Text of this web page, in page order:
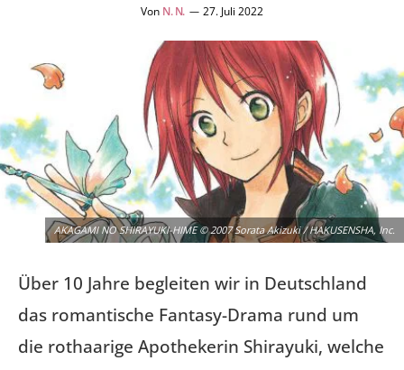
Von N. N. 27. Juli 2022
AKAGAMI NO SHIRAYUKI-HIME © 2007 Sorata Akizuki / HAKUSENSHA, Inc.
Über 10 Jahre begleiten wir in Deutschland
das romantische Fantasy-Drama rund um
die rothaarige Apothekerin Shirayuki, welche